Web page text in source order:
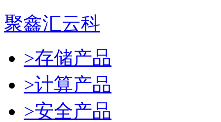
聚鑫汇云科
>存储产品
>计算产品
>安全产品